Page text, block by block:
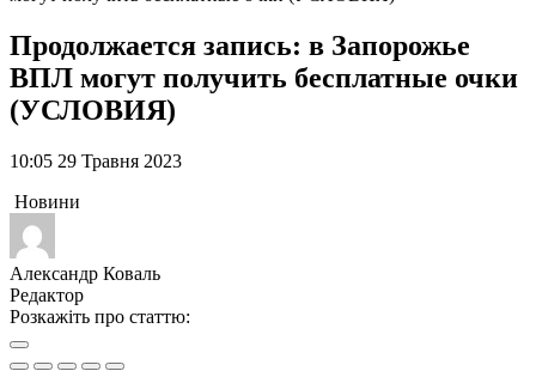
Продолжается запись: в Запорожье
ВПЛ могут получить бесплатные очки
(УСЛОВИЯ)
10:05 29 Травня 2023
Новини
Александр Коваль
Редактор
Розкажіть про статтю: